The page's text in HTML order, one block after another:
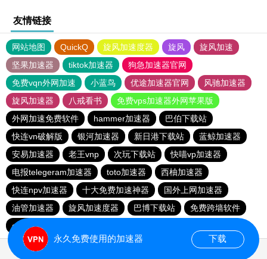
友情链接
网站地图 QuickQ 旋风加速度器 旋风
旋风加速
坚果加速器
tiktok加速器
狗急加速器官网
免费vqn外网加速
小蓝鸟 优途加速器官网
风驰加速器
旋风加速器
八戒看书
免费vps加速器外网苹果版
外网加速免费软件
hammer加速器
巴伯下载站
快连vn破解版
银河加速器 新日港下载站
蓝鲸加速器
安易加速器
老王vnp 次玩下载站
快喵vp加速器
电报telegeram加速器
toto加速器
西柚加速器
快连npv加速器
十大免费加速神器
国外上网加速器
油管加速器
旋风加速度器 巴博下载站
免费跨墙软件
quickq
永久免费使用的加速器 下载